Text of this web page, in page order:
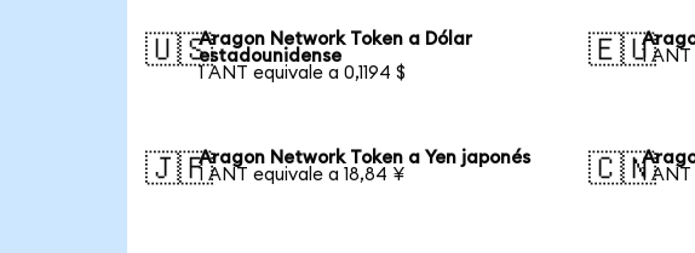
🇺🇸Aragon Network Token a Dólar
estadounidense
1 ANT equivale a 0,1194 $
🇪🇺
1
🇯🇵Aragon Network Token a Yen japonés
1 ANT equivale a 18,84 ¥
🇨🇳
1